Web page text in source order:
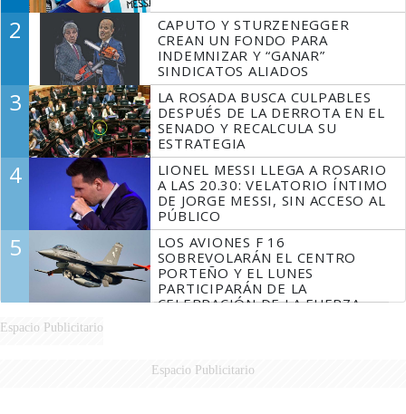
2
CAPUTO Y STURZENEGGER
CREAN UN FONDO PARA
INDEMNIZAR Y “GANAR”
SINDICATOS ALIADOS
3
LA ROSADA BUSCA CULPABLES
DESPUÉS DE LA DERROTA EN EL
SENADO Y RECALCULA SU
ESTRATEGIA
4
LIONEL MESSI LLEGA A ROSARIO
A LAS 20.30: VELATORIO ÍNTIMO
DE JORGE MESSI, SIN ACCESO AL
PÚBLICO
5
LOS AVIONES F 16
SOBREVOLARÁN EL CENTRO
PORTEÑO Y EL LUNES
PARTICIPARÁN DE LA
CELEBRACIÓN DE LA FUERZA
Espacio Publicitario
Espacio Publicitario